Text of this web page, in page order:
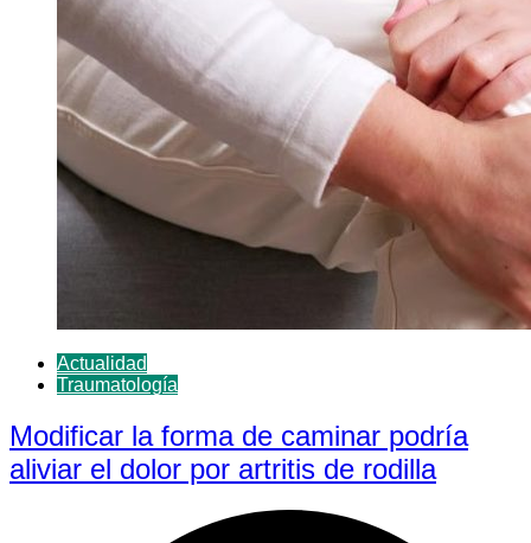
Actualidad
Traumatología
Modificar la forma de caminar podría
aliviar el dolor por artritis de rodilla